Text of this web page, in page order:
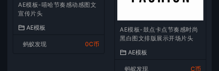
AE模板-嘻哈节奏感动感图文
宣传片头
AE模板
蚂蚁发现 0C币
AE模板-鼓点卡点节奏感时尚
黑白图文排版展示开场片头
AE模板
蚂蚁发现 C币